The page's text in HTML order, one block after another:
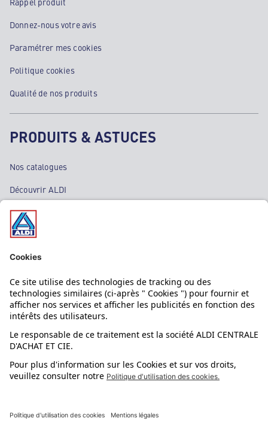
Donnez-nous votre avis
Paramétrer mes cookies
Politique cookies
Qualité de nos produits
PRODUITS & ASTUCES
Nos catalogues
Découvrir ALDI
Nos bons plans
Nos rayons
Nos marques
Nos astuces
Évènements
L'application mobile